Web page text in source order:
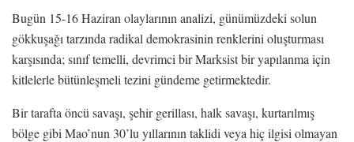
Bugün 15-16 Haziran olaylarının analizi, günümüzdeki solun
gökkuşağı tarzında radikal demokrasinin renklerini oluşturması
karşısında; sınıf temelli, devrimci bir Marksist bir yapılanma için
kitlelerle bütünleşmeli tezini gündeme getirmektedir.
Bir tarafta öncü savaşı, şehir gerillası, halk savaşı, kurtarılmış
bölge gibi Mao’nun 30’lu yıllarının taklidi veya hiç ilgisi olmayan